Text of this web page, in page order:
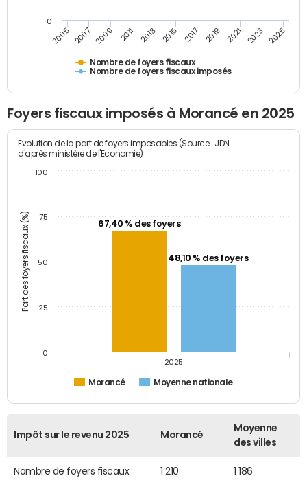
Nombre de foyers fiscaux
Nombre de foyers fiscaux imposés
2005 2007 2009 2011 2013 2015 2017 2019 2021 2023 2025
0
Foyers fiscaux imposés à Morancé en 2025
Part des foyers fiscaux (%)
Evolution de la part de foyers imposables (Source : JDN
d'après ministère de l'Economie)
67,40 % des foyers
48,10 % des foyers
Morancé Moyenne nationale
2025
0
25
50
75
100
Impôt sur le revenu 2025 Morancé
Moyenne
des villes
Nombre de foyers fiscaux 1 210 1 186